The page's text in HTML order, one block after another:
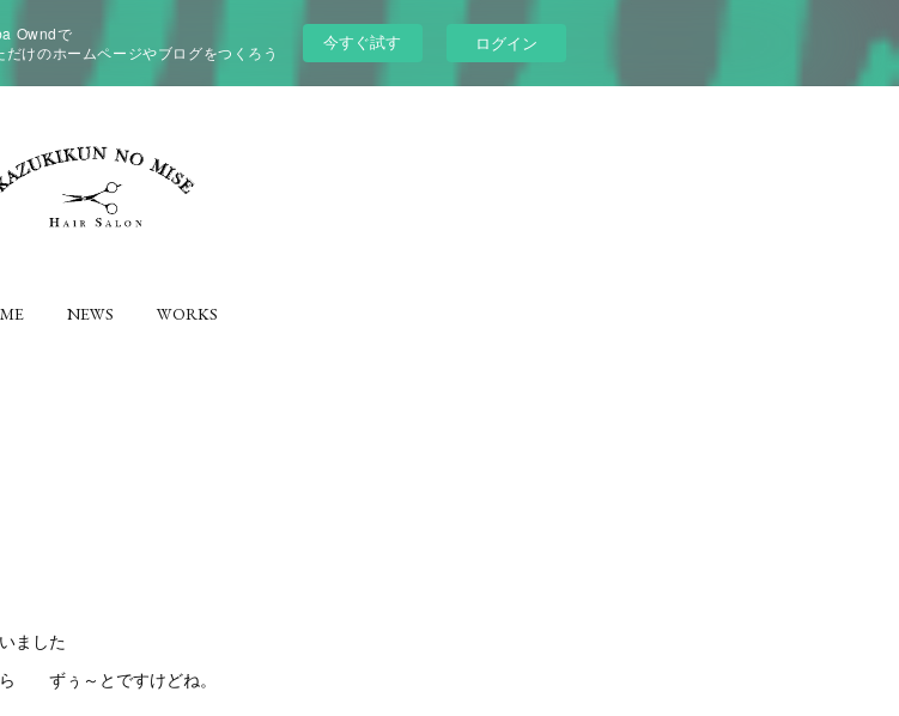
Owndで
だけのホームページやブログをつくろう
今すぐ試す ログイン
NEWS WORKS
ました
ら ずぅ～とですけどね。